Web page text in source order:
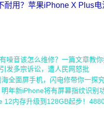
耐用？苹果iPhone X Plus电
噪音该怎么维修？一篇文章教你
发多宗诉讼，遭人民网怒批
全面屏手机，闪电修带你一探
年新iPhone将有屏幕指纹识别
12内存升级到128GB起步！